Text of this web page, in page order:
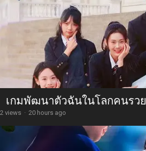
เกมพัฒนาตัวฉันในโลกคนรวย
2 views · 20 hours ago